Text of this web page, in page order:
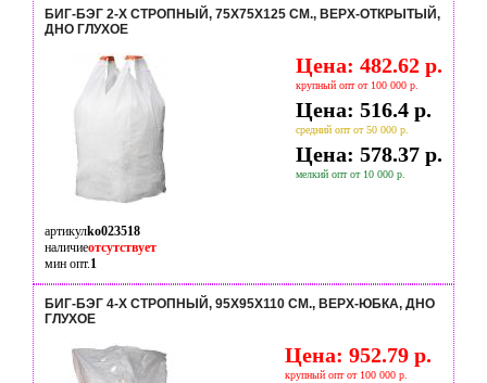
БИГ-БЭГ 2-Х СТРОПНЫЙ, 75X75X125 СМ., ВЕРХ-ОТКРЫТЫЙ,
ДНО ГЛУХОЕ
Цена: 482.62 р.
крупный опт от 100 000 р.
Цена: 516.4 р.
средний опт от 50 000 р.
Цена: 578.37 р.
мелкий опт от 10 000 р.
артикулko023518
наличиеотсутствует
мин опт.1
БИГ-БЭГ 4-Х СТРОПНЫЙ, 95X95X110 СМ., ВЕРХ-ЮБКА, ДНО
ГЛУХОЕ
Цена: 952.79 р.
крупный опт от 100 000 р.